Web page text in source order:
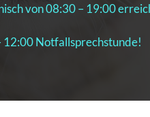
von 08:30 – 19:00
12:00 Notfallsprechstunde!